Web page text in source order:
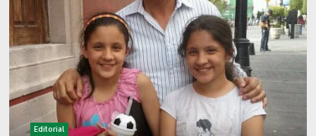
Editorial